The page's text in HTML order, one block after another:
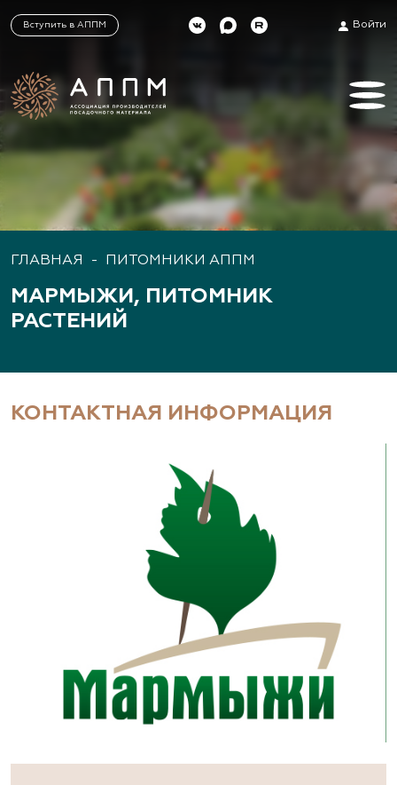
Вступить в АППМ Войти
ГЛАВНАЯ - ПИТОМНИКИ АППМ
МАРМЫЖИ, ПИТОМНИК
РАСТЕНИЙ
КОНТАКТНАЯ ИНФОРМАЦИЯ